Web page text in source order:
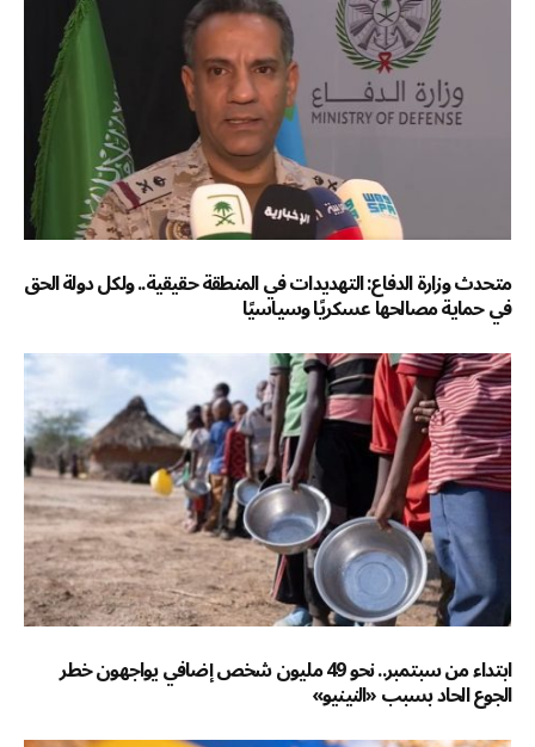
متحدث وزارة الدفاع: التهديدات في المنطقة حقيقية.. ولكل دولة الحق
في حماية مصالحها عسكريًا وسياسيًا
ابتداء من سبتمبر.. نحو 49 مليون شخص إضافي يواجهون خطر
الجوع الحاد بسبب «النينيو»